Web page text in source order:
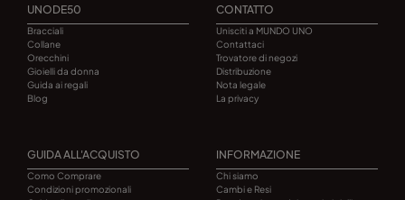
UNODE50
Bracciali
Collane
Orecchini
Gioielli da donna
Guida ai regali
Blog
CONTATTO
Unisciti a MUNDO UNO
Contattaci
Trovatore di negozi
Distribuzione
Nota legale
La privacy
GUIDA ALL'ACQUISTO
Como Comprare
Condizioni promozionali
INFORMAZIONE
Chi siamo
Cambi e Resi